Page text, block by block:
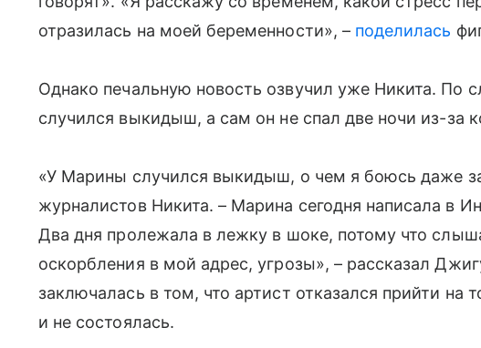
отразилась на моей беременности», – поделилась
Однако печальную новость озвучил уже Никита. По
случился выкидыш, а сам он не спал две ночи из-за
«У Марины случился выкидыш, о чем я боюсь даже
журналистов Никита. – Марина сегодня написала в
Два дня пролежала в лежку в шоке, потому что
оскорбления в мой адрес, угрозы», – рассказал
заключалась в том, что артист отказался прийти на
и не состоялась.